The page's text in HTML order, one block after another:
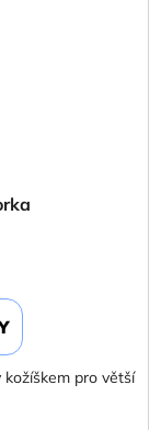
kožíškem pro větší